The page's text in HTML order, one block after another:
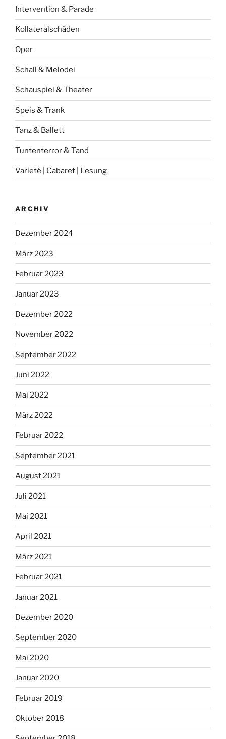
Intervention & Parade
Kollateralschäden
Oper
Schall & Melodei
Schauspiel & Theater
Speis & Trank
Tanz & Ballett
Tuntenterror & Tand
Varieté | Cabaret | Lesung
ARCHIV
Dezember 2024
März 2023
Februar 2023
Januar 2023
Dezember 2022
November 2022
September 2022
Juni 2022
Mai 2022
März 2022
Februar 2022
September 2021
August 2021
Juli 2021
Mai 2021
April 2021
März 2021
Februar 2021
Januar 2021
Dezember 2020
September 2020
Mai 2020
Januar 2020
Februar 2019
Oktober 2018